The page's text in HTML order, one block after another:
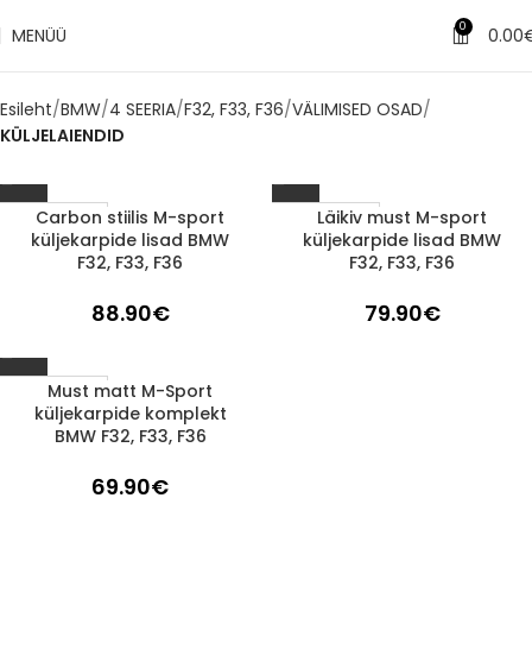
MENÜÜ 0 0.00
Esileht BMW 4 SEERIA F32, F33, F36 VÄLIMISED OSAD
KÜLJELAIENDID
1-3 d.d.
Carbon stiilis M-sport
küljekarpide lisad BMW
F32, F33, F36
88.90€
1-3 d.d.
Läikiv must M-sport
küljekarpide lisad BMW
F32, F33, F36
79.90€
1-3 d.d.
Must matt M-Sport
küljekarpide komplekt
BMW F32, F33, F36
69.90€